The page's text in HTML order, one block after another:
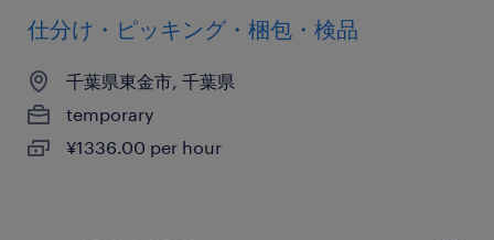
仕分け・ピッキング・梱包・検品
千葉県東金市, 千葉県
temporary
¥1336.00 per hour